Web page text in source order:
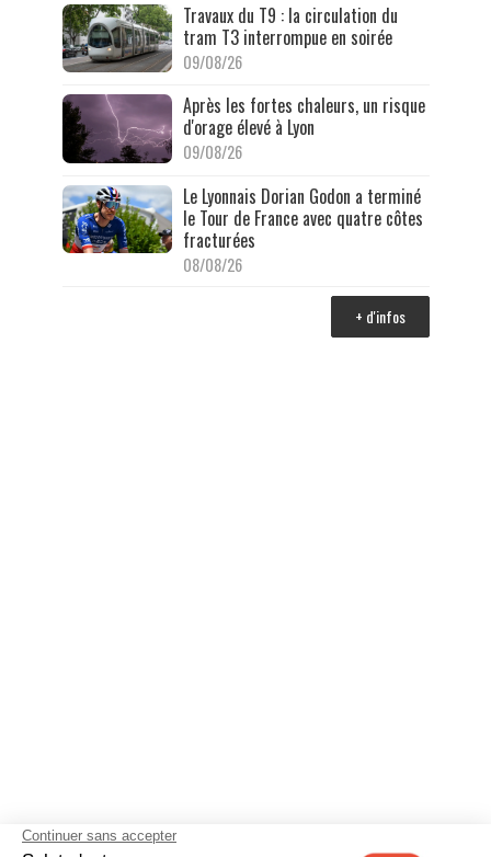
Travaux du T9 : la circulation du
tram T3 interrompue en soirée
09/08/26
Après les fortes chaleurs, un risque
d'orage élevé à Lyon
09/08/26
Le Lyonnais Dorian Godon a terminé
le Tour de France avec quatre côtes
fracturées
08/08/26
+ d'infos